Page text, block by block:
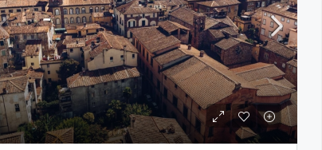
$235,000
Via del Pionta 33, 52100 Arezzo, Italia